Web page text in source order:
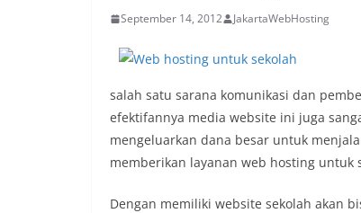
September 14, 2012 JakartaWebHosting
salah satu sarana komunikasi dan
efektifannya media website ini juga
mengeluarkan dana besar untuk
memberikan layanan web hosting untuk
Dengan memiliki website sekolah akan